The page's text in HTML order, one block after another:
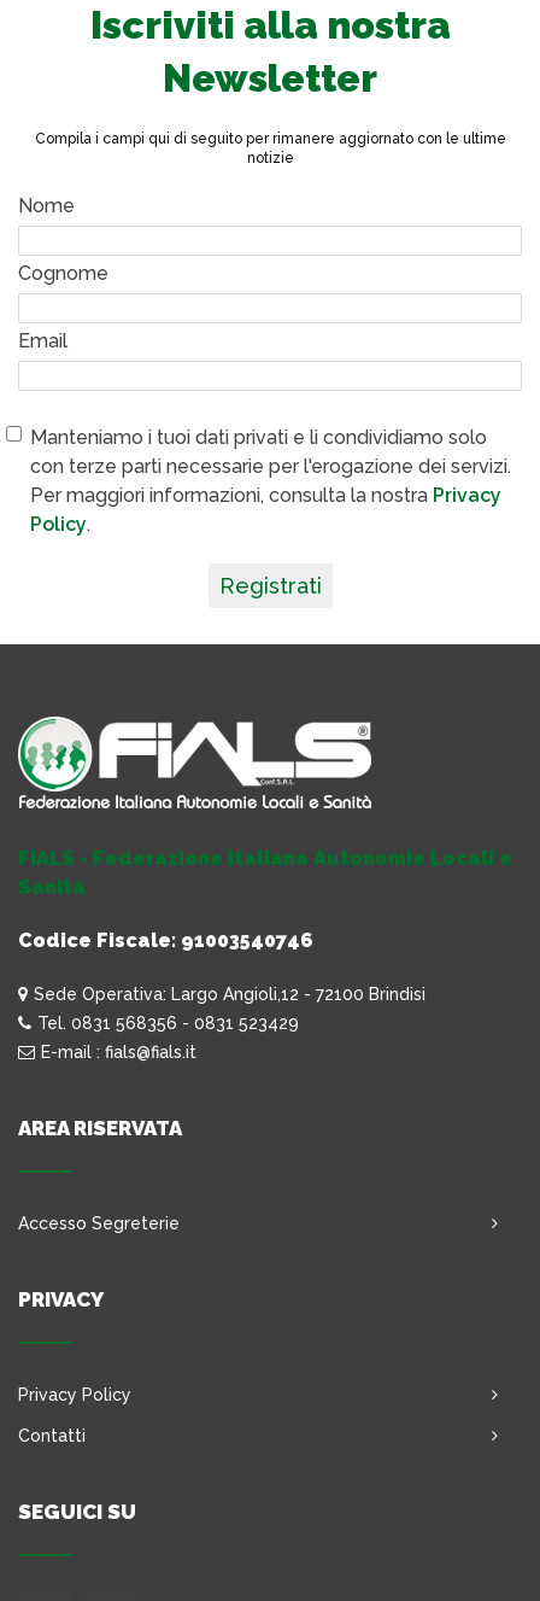
Iscriviti alla nostra
Newsletter
Compila i campi qui di seguito per rimanere aggiornato con le ultime
notizie
Nome
Cognome
Email
Manteniamo i tuoi dati privati e li condividiamo solo
con terze parti necessarie per l'erogazione dei servizi.
Per maggiori informazioni, consulta la nostra Privacy
Policy.
Registrati
FIALS - Federazione Italiana Autonomie Locali e
Sanità
Codice Fiscale: 91003540746
Sede Operativa: Largo Angioli,12 - 72100 Brindisi
Tel. 0831 568356 - 0831 523429
E-mail : fials@fials.it
AREA RISERVATA
Accesso Segreterie
PRIVACY
Privacy Policy
Contatti
SEGUICI SU